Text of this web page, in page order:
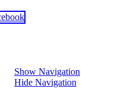
Show Navigation
Hide Navigation